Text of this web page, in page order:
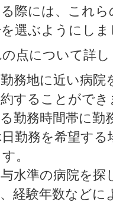
際には、これ
選ぶようにし
点について詳
務地に近い病院
することができ
勤務時間帯に勤
勤務を希望す
。
水準の病院を探
経験年数など